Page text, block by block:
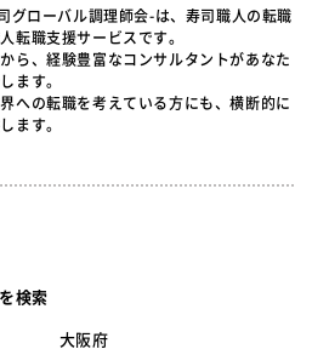
グローバル調理師会-は、寿司職人の転職
転職支援サービスです。
ら、経験豊富なコンサルタントがあなた
ます。
への転職を考えている方にも、横断的に
ます。
検索
大阪府